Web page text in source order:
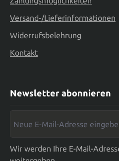
Versand-/Lieferinformationen
Widerrufsbelehrung
Kontakt
Newsletter abonnieren
Wir werden Ihre E-Mail-